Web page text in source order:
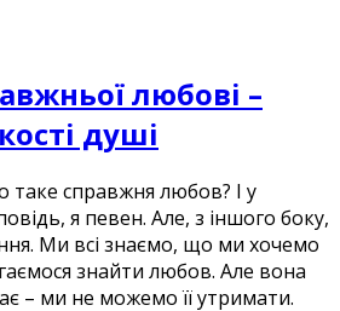
любові –
душі
справжня любов? І у
я певен. Але, з іншого боку,
Ми всі знаємо, що ми хочемо
знайти любов. Але вона
– ми не можемо її утримати.